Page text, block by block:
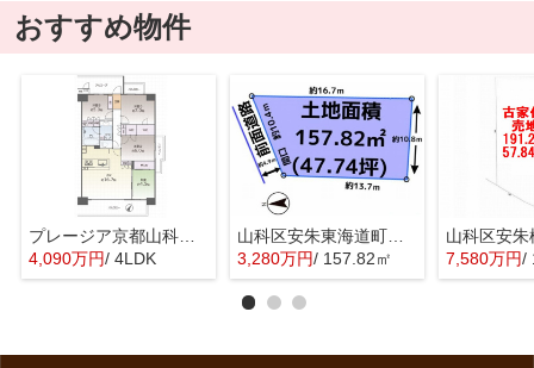
おすすめ物件
プレージア京都山科東野
4,090万円/ 4LDK
山科区安朱東海道町 売地
3,280万円/ 157.82㎡ 7,580万円/